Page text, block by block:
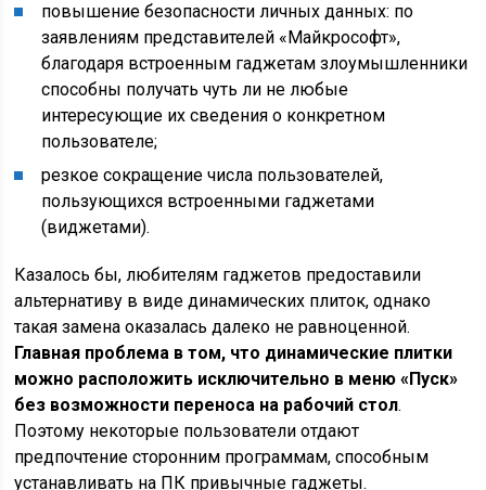
повышение безопасности личных данных: по
заявлениям представителей «Майкрософт»,
благодаря встроенным гаджетам злоумышленники
способны получать чуть ли не любые
интересующие их сведения о конкретном
пользователе;
резкое сокращение числа пользователей,
пользующихся встроенными гаджетами
(виджетами).
Казалось бы, любителям гаджетов предоставили
альтернативу в виде динамических плиток, однако
такая замена оказалась далеко не равноценной.
Главная проблема в том, что динамические плитки
можно расположить исключительно в меню «Пуск»
без возможности переноса на рабочий стол.
Поэтому некоторые пользователи отдают
предпочтение сторонним программам, способным
устанавливать на ПК привычные гаджеты.